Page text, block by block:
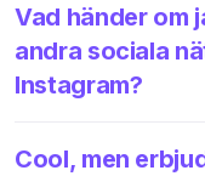
Vad händer om
andra sociala
Instagram?
Cool, men